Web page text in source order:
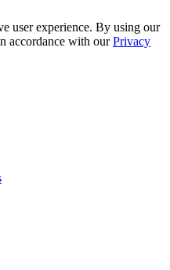
user experience. By using our
accordance with ourPrivacy